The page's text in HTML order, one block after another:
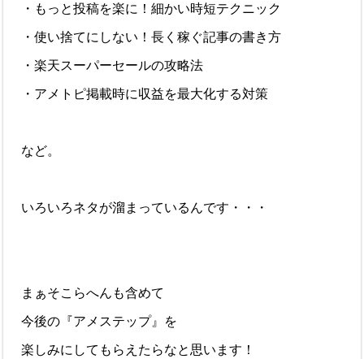
・もっと投稿を楽に！細かい時短テクニック
・使い捨てにしない！長く稼ぐ記事の書き方
・楽天スーパーセールの攻略法
・アメトピ掲載時に収益を最大化する対策
など。
いろいろネタが溜まっているんです・・・
まぁそこらへんも含めて
今後の『アメステップ』を
楽しみにしてもらえたらなと思います！